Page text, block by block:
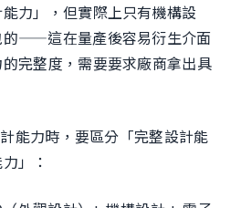
力」，但實際上只有機構設
的——這在量產後容易衍生介面
完整度，需要要求廠商拿出具
能力時，要區分「完整設計能
」：